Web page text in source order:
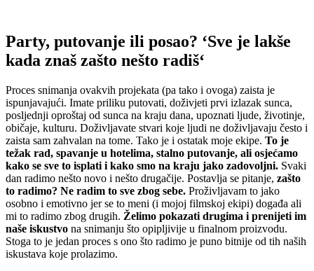
Party, putovanje ili posao? ‘Sve je lakše
kada znaš zašto nešto radiš‘
Proces snimanja ovakvih projekata (pa tako i ovoga) zaista je
ispunjavajući. Imate priliku putovati, doživjeti prvi izlazak sunca,
posljednji oproštaj od sunca na kraju dana, upoznati ljude, životinje,
običaje, kulturu. Doživljavate stvari koje ljudi ne doživljavaju često i
zaista sam zahvalan na tome. Tako je i ostatak moje ekipe. To je
težak rad, spavanje u hotelima, stalno putovanje, ali osjećamo
kako se sve to isplati i kako smo na kraju jako zadovoljni. Svaki
dan radimo nešto novo i nešto drugačije. Postavlja se pitanje, zašto
to radimo? Ne radim to sve zbog sebe. Proživljavam to jako
osobno i emotivno jer se to meni (i mojoj filmskoj ekipi) događa ali
mi to radimo zbog drugih. Želimo pokazati drugima i prenijeti im
naše iskustvo na snimanju što opipljivije u finalnom proizvodu.
Stoga to je jedan proces s ono što radimo je puno bitnije od tih naših
iskustava koje prolazimo.